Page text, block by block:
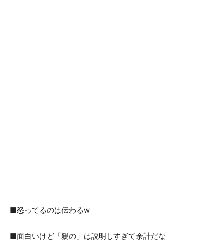
■怒ってるのは伝わるw
■面白いけど「親の」は説明しすぎて余計だな